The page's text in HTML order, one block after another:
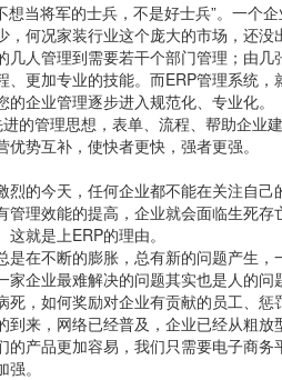
想当将军的士兵，不是好士兵”。一
，何况家装行业这个庞大的市场，还
几人管理到需要若干个部门管理；由
、更加专业的技能。而ERP管理系统
的企业管理逐步进入规范化、专业化。
进的管理思想，表单、流程、帮助企
优势互补，使快者更快，强者更强。
的今天，任何企业都不能在关注自己
管理效能的提高，企业就会面临生死
就是上ERP的理由。
在不断的膨胀，总有新的问题产生，
家企业最难解决的问题其实也是人的
死，如何奖励对企业有贡献的员工、
到来，网络已经普及，企业已经从粗
的产品更加容易，我们只需要电子商
。